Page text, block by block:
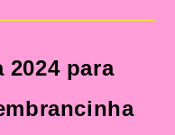
2024 para